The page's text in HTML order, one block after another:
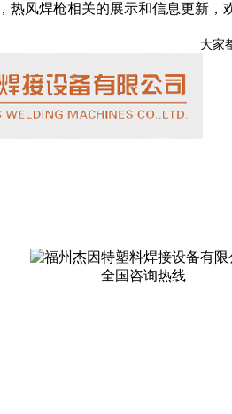
热风焊枪相关的展示和信息更新，
大家
全国咨询热线